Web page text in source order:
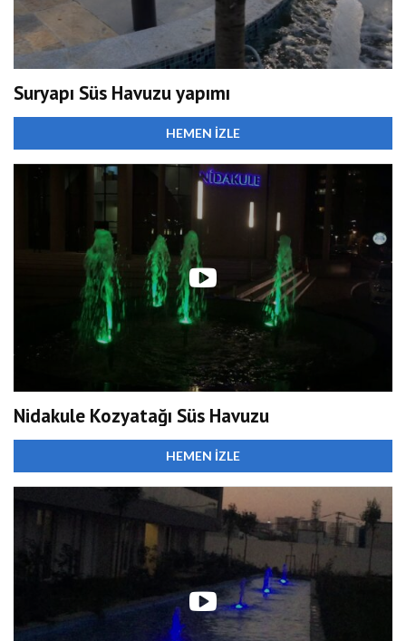
Suryapı Süs Havuzu yapımı
HEMEN İZLE
Nidakule Kozyatağı Süs Havuzu
HEMEN İZLE